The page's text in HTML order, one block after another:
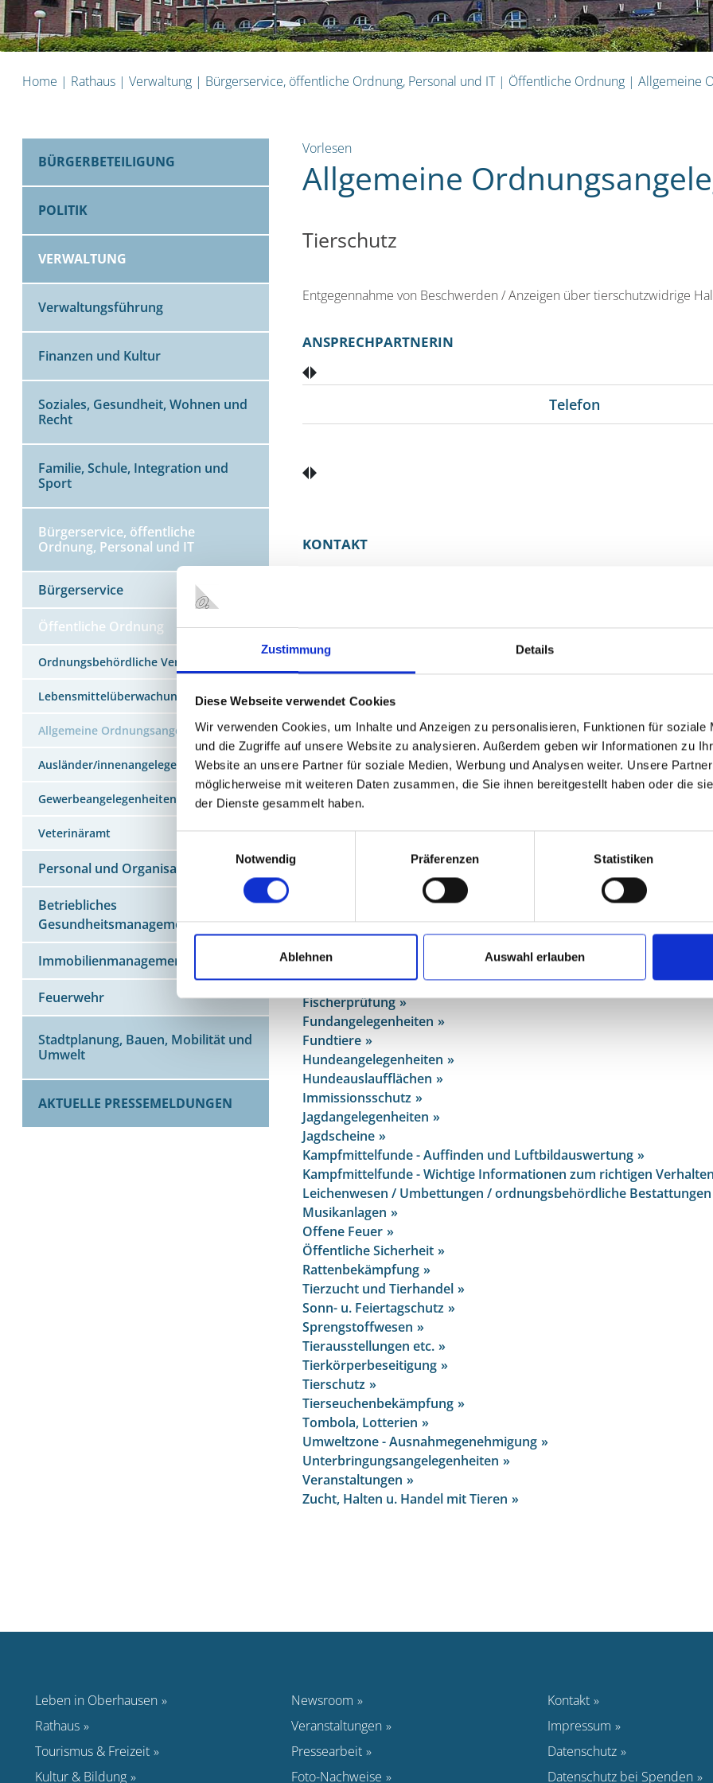
Zustimmung Details
Diese Webseite verwendet Cookies
Wir verwenden Cookies, um Inhalte und Anzeigen zu personalisieren, Funktionen für soziale
und die Zugriffe auf unsere Website zu analysieren. Außerdem geben wir Informationen zu
Website an unsere Partner für soziale Medien, Werbung und Analysen weiter. Unsere
möglicherweise mit weiteren Daten zusammen, die Sie ihnen bereitgestellt haben oder die
der Dienste gesammelt haben.
Notwendig
Präferenzen Statistiken
Ablehnen Auswahl erlauben
Home | Rathaus | Verwaltung | Bürgerservice, öffentliche Ordnung, Personal und IT| Öffentliche Ordnung | Allgemeine
BÜRGERBETEILIGUNG
POLITIK
VERWALTUNG
Verwaltungsführung
Finanzen und Kultur
Soziales, Gesundheit, Wohnen und
Recht
Familie, Schule, Integration und
Sport
Bürgerservice, öffentliche
Ordnung, Personal und IT
Bürgerservice
Öffentliche Ordnung
Ordnungsbehördliche Verordnung
Lebensmittelüberwachung
Allgemeine Ordnungsangelegenheiten
Ausländer/innenangelegenheiten
Gewerbeangelegenheiten
Veterinäramt
Personal und Organisation
Betriebliches
Gesundheitsmanagement
Immobilienmanagement
Feuerwehr
Stadtplanung, Bauen, Mobilität und
Umwelt
AKTUELLE PRESSEMELDUNGEN
Vorlesen
Allgemeine
Tierschutz
Entgegennahme von Beschwerden / Anzeigen über tierschutzwidrige
ANSPRECHPARTNERIN
Telefon
KONTAKT
46145 Oberhausen
Bitte bringen Sie mit:
Schriftliche Anzeige mit folgenden Angaben: Name und Anschrift des
eventuell Zeugen, möglichst eingehende Beschreibung der Tiere, die
MEHR ZUM THEMA
Schadenmeldung online
Genehmigungsverfahren bei Großveranstaltungen
Abgestellte Schrottfahrzeuge
Feuerwerkskörper
Fischereischeine
Fischerprüfung
Fundangelegenheiten
Fundtiere
Hundeangelegenheiten
Hundeauslaufflächen
Immissionsschutz
Jagdangelegenheiten
Jagdscheine
Kampfmittelfunde - Auffinden und Luftbildauswertung
Kampfmittelfunde - Wichtige Informationen zum richtigen
Leichenwesen / Umbettungen / ordnungsbehördliche Bestattungen
Musikanlagen
Offene Feuer
Öffentliche Sicherheit
Rattenbekämpfung
Tierzucht und Tierhandel
Sonn- u. Feiertagschutz
Sprengstoffwesen
Tierausstellungen etc.
Tierkörperbeseitigung
Tierschutz
Tierseuchenbekämpfung
Tombola, Lotterien
Umweltzone - Ausnahmegenehmigung
Unterbringungsangelegenheiten
Veranstaltungen
Zucht, Halten u. Handel mit Tieren
Leben in Oberhausen
Rathaus
Tourismus & Freizeit
Kultur & Bildung
Newsroom
Veranstaltungen
Pressearbeit
Foto-Nachweise
Kontakt
Impressum
Datenschutz
Datenschutz bei Spenden